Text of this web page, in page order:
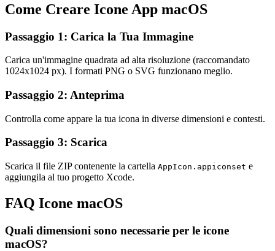
Come Creare Icone App macOS
Passaggio 1: Carica la Tua Immagine
Carica un'immagine quadrata ad alta risoluzione (raccomandato
1024x1024 px). I formati PNG o SVG funzionano meglio.
Passaggio 2: Anteprima
Controlla come appare la tua icona in diverse dimensioni e contesti.
Passaggio 3: Scarica
Scarica il file ZIP contenente la cartella AppIcon.appiconset e
aggiungila al tuo progetto Xcode.
FAQ Icone macOS
Quali dimensioni sono necessarie per le icone
macOS?